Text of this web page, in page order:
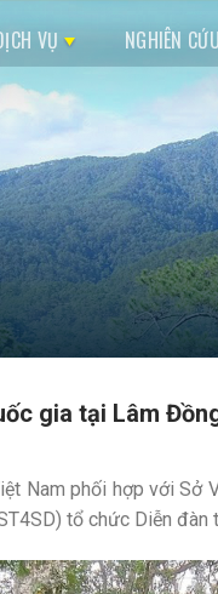
VỤ NGHIÊN
gia tại Lâm
Nam phối hợp với Sở
tổ chức Diễn đàn